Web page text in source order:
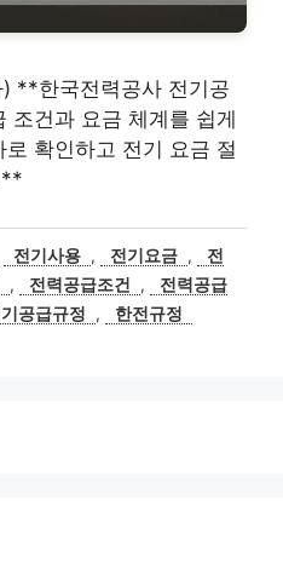
**한국전력공사 전기공
조건과 요금 체계를 쉽게
확인하고 전기 요금 절
전기사용 , 전기요금 ,
전
, 전력공급조건 ,
전력공급
공급규정 , 한전규정